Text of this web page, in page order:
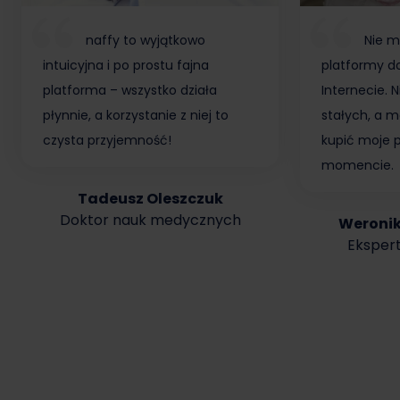
naffy to wyjątkowo
intuicyjna i po prostu fajna
platforma – wszystko działa
płynnie, a korzystanie z niej to
czysta przyjemność!
Tadeusz Oleszczuk
Doktor nauk medycznych
Nie
platformy
Internecie.
stałych, a
kupić moje
momencie.